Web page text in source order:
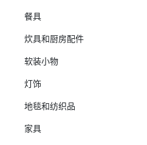
餐具
炊具和厨房配件
软装小物
灯饰
地毯和纺织品
家具